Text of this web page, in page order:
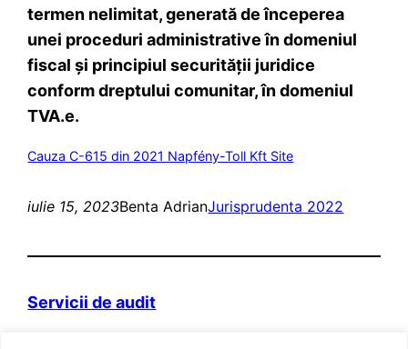
termen nelimitat, generată de începerea
unei proceduri administrative în domeniul
fiscal și principiul securității juridice
conform dreptului comunitar, în domeniul
TVA.e.
Cauza C-615 din 2021 Napfény-Toll Kft Site
iulie 15, 2023Benta AdrianJurisprudenta 2022
Servicii de audit